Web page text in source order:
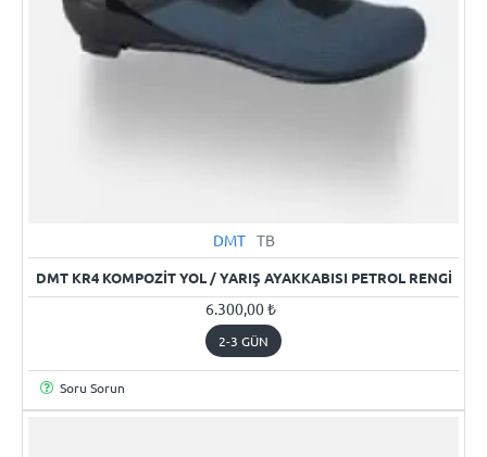
2-3 GÜN DMT TB
DMT KR4 KOMPOZIT YOL / YARIŞ AYAKKABISI PETROL RENGI
6.300,00 ₺
2-3 GÜN
Soru Sorun